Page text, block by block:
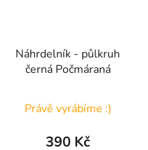
Náhrdelník - půlkruh
černá Počmáraná
Právě vyrábíme :)
390 Kč